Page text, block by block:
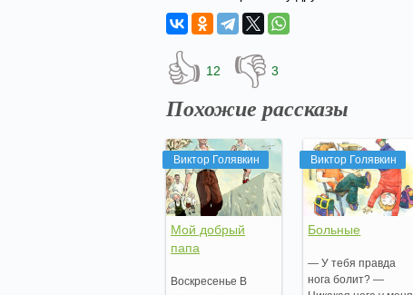
👍 12 👎 3
Похожие рассказы
Виктор Голявкин
Мой добрый
папа
Воскресенье В
Виктор Голявкин
Больные
— У тебя правда
нога болит? —